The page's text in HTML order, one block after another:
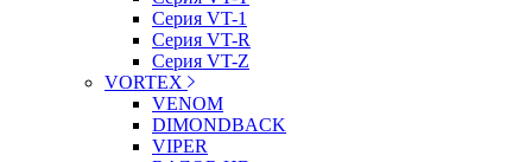
Серия VT-1
Серия VT-R
Серия VT-Z
VORTEX
VENOM
DIMONDBACK
VIPER